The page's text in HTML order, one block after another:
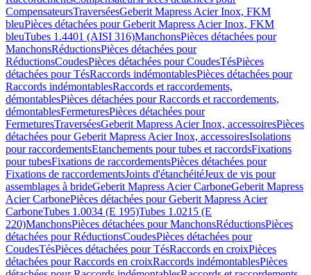
CompensateursTraverséesGeberit Mapress Acier Inox, FKM
bleuPièces détachées pour Geberit Mapress Acier Inox, FKM
bleuTubes 1.4401 (AISI 316)ManchonsPièces détachées pour
ManchonsRéductionsPièces détachées pour
RéductionsCoudesPièces détachées pour CoudesTésPièces
détachées pour TésRaccords indémontablesPièces détachées pour
Raccords indémontablesRaccords et raccordements,
démontablesPièces détachées pour Raccords et raccordements,
démontablesFermeturesPièces détachées pour
FermeturesTraverséesGeberit Mapress Acier Inox, accessoiresPièces
détachées pour Geberit Mapress Acier Inox, accessoiresIsolations
pour raccordementsEtanchements pour tubes et raccordsFixations
pour tubesFixations de raccordementsPièces détachées pour
Fixations de raccordementsJoints d'étanchéitéJeux de vis pour
assemblages à brideGeberit Mapress Acier CarboneGeberit Mapress
Acier CarbonePièces détachées pour Geberit Mapress Acier
CarboneTubes 1.0034 (E 195)Tubes 1.0215 (E
220)ManchonsPièces détachées pour ManchonsRéductionsPièces
détachées pour RéductionsCoudesPièces détachées pour
CoudesTésPièces détachées pour TésRaccords en croixPièces
détachées pour Raccords en croixRaccords indémontablesPièces